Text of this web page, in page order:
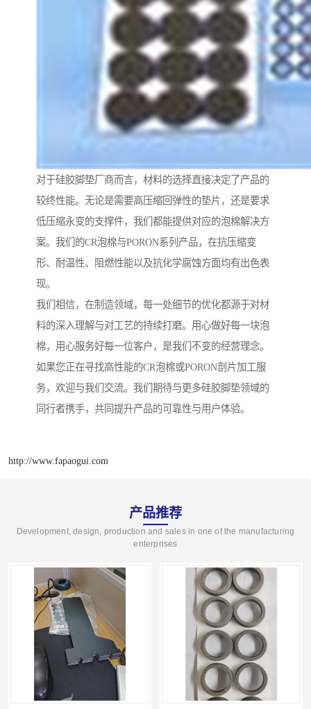
对于硅胶脚垫厂商而言，材料的选择直接决定了产品的
较终性能。无论是需要高压缩回弹性的垫片，还是要求
低压缩永变的支撑件，我们都能提供对应的泡棉解决方
案。我们的CR泡棉与PORON系列产品，在抗压缩变
形、耐温性、阻燃性能以及抗化学腐蚀方面均有出色表
现。
我们相信，在制造领域，每一处细节的优化都源于对材
料的深入理解与对工艺的持续打磨。用心做好每一块泡
棉，用心服务好每一位客户，是我们不变的经营理念。
如果您正在寻找高性能的CR泡棉或PORON剖片加工服
务，欢迎与我们交流。我们期待与更多硅胶脚垫领域的
同行者携手，共同提升产品的可靠性与用户体验。
http://www.fapaogui.com
产品推荐
Development, design, production and sales in one of the manufacturing
enterprises